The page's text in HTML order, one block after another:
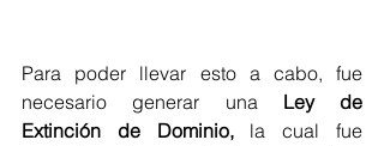
Para poder llevar esto a cabo, fue
necesario generar una Ley de
Extinción de Dominio, la cual fue